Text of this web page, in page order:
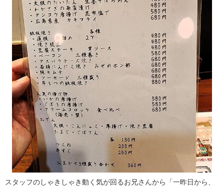
スタッフのしゃきしゃき動く気が回るお兄さんから「一昨日から、